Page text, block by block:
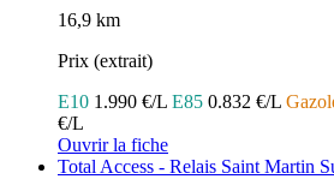
16,9 km
Prix (extrait)
E10 1.990 €/L E85 0.832 €/L
€/L
Ouvrir la fiche
Total Access - Relais Saint Martin